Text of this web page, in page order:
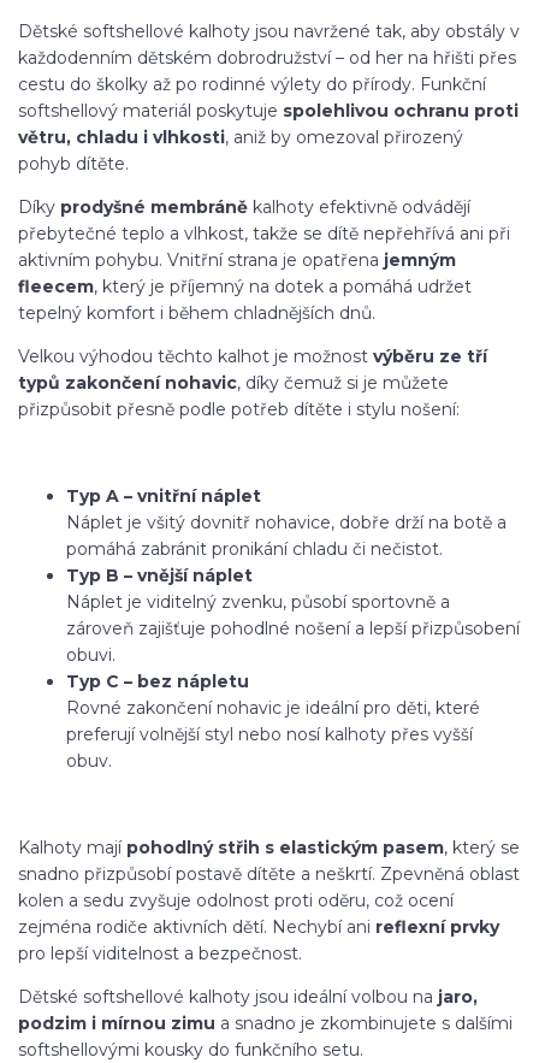
Dětské softshellové kalhoty jsou navržené tak, aby obstály v
každodenním dětském dobrodružství – od her na hřišti přes
cestu do školky až po rodinné výlety do přírody. Funkční
softshellový materiál poskytuje spolehlivou ochranu proti
větru, chladu i vlhkosti, aniž by omezoval přirozený
pohyb dítěte.
Díky prodyšné membráně kalhoty efektivně odvádějí
přebytečné teplo a vlhkost, takže se dítě nepřehřívá ani při
aktivním pohybu. Vnitřní strana je opatřena jemným
fleecem, který je příjemný na dotek a pomáhá udržet
tepelný komfort i během chladnějších dnů.
Velkou výhodou těchto kalhot je možnost výběru ze tří
typů zakončení nohavic, díky čemuž si je můžete
přizpůsobit přesně podle potřeb dítěte i stylu nošení:
Typ A – vnitřní náplet
Náplet je všitý dovnitř nohavice, dobře drží na botě a
pomáhá zabránit pronikání chladu či nečistot.
Typ B – vnější náplet
Náplet je viditelný zvenku, působí sportovně a
zároveň zajišťuje pohodlné nošení a lepší přizpůsobení
obuvi.
Typ C – bez nápletu
Rovné zakončení nohavic je ideální pro děti, které
preferují volnější styl nebo nosí kalhoty přes vyšší
obuv.
Kalhoty mají pohodlný střih s elastickým pasem, který se
snadno přizpůsobí postavě dítěte a neškrtí. Zpevněná oblast
kolen a sedu zvyšuje odolnost proti oděru, což ocení
zejména rodiče aktivních dětí. Nechybí ani reflexní prvky
pro lepší viditelnost a bezpečnost.
Dětské softshellové kalhoty jsou ideální volbou na jaro,
podzim i mírnou zimu a snadno je zkombinujete s dalšími
softshellovými kousky do funkčního setu.